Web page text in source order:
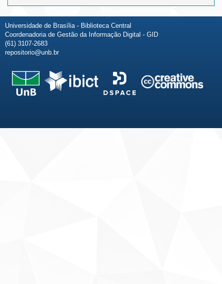
Universidade de Brasília - Biblioteca Central
Coordenadoria de Gestão da Informação Digital - GID
(61) 3107-2683
repositorio@unb.br